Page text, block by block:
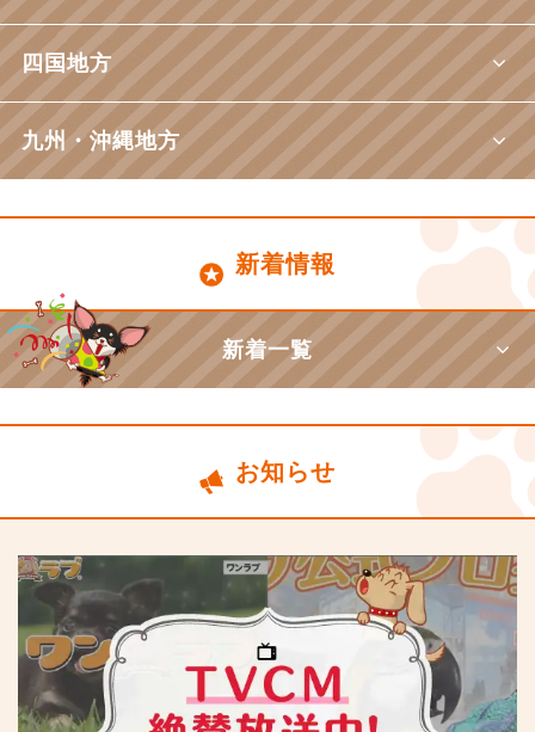
四国地方
九州・沖縄地方
新着情報
新着一覧
お知らせ